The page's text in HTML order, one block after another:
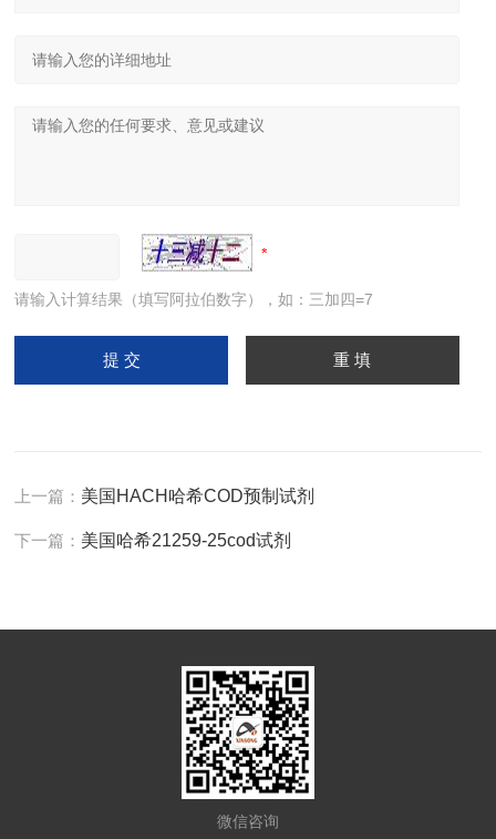
请输入计算结果（填写阿拉伯数字），如：三加四=7
上一篇： 美国HACH哈希COD预制试剂
下一篇： 美国哈希21259-25cod试剂
微信咨询